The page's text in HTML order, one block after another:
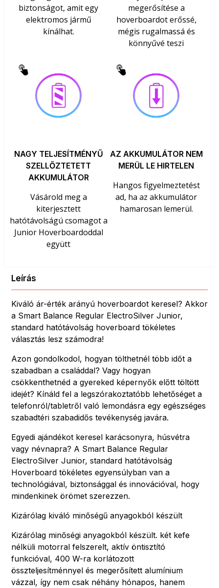
biztonságot, amit egy
elektromos jármű
kínálhat.
megerősítése a
hoverboardot erőssé,
mégis rugalmassá és
könnyűvé teszi
NAGY TELJESÍTMÉNYŰ
SZELLŐZTETETT
AKKUMULÁTOR
Vásárold meg a
kiterjesztett
hatótávolságú csomagot a
Junior Hoverboardoddal
együtt
AZ AKKUMULÁTOR NEM
MERÜL LE HIRTELEN
Hangos figyelmeztetést
ad, ha az akkumulátor
hamarosan lemerül.
Leírás
Kiváló ár-érték arányú hoverboardot keresel? Akkor
a Smart Balance Regular ElectroSilver Junior,
standard hatótávolság hoverboard tökéletes
választás lesz számodra!
Azon gondolkodol, hogyan tölthetnél több időt a
szabadban a családdal? Vagy hogyan
csökkenthetnéd a gyereked képernyők előtt töltött
idejét? Kínáld fel a legszórakoztatóbb lehetőséget a
telefonról/tabletről való lemondásra egy egészséges
szabadtéri szabadidős tevékenység javára.
Egyedi ajándékot keresel karácsonyra, húsvétra
vagy névnapra? A Smart Balance Regular
ElectroSilver Junior, standard hatótávolság
Hoverboard tökéletes egyensúlyban van a
technológiával, biztonsággal és innovációval, hogy
mindenkinek örömet szerezzen.
Kizárólag kiváló minőségű anyagokból készült
Kizárólag minőségi anyagokból készült. két kefe
nélküli motorral felszerelt, aktív öntisztító
funkcióval, 400 W-ra korlátozott
összteljesítménnyel és megerősített alumínium
vázzal, így nem csak néhány hónapos, hanem